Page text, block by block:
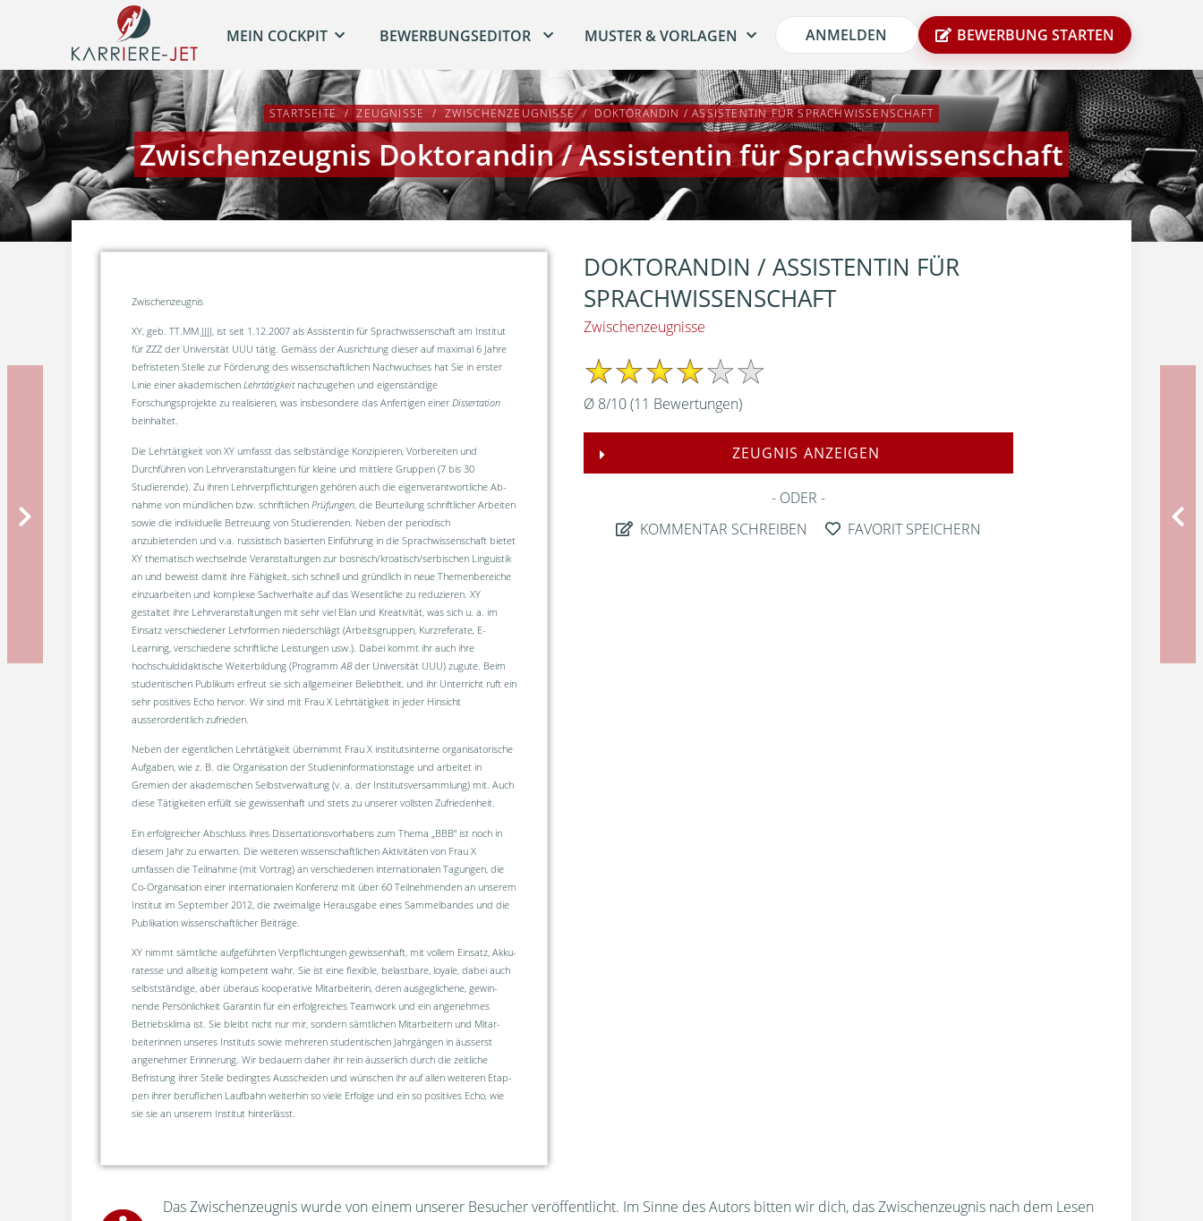
MEIN COCKPIT BEWERBUNGSEDITOR MUSTER & VORLAGEN ANMELDEN BEWERBUNG STARTEN
STARTSEITE ZEUGNISSE ZWISCHENZEUGNISSE DOKTORANDIN / ASSISTENTIN FÜR SPRACHWISSENSCHAFT
Zwischenzeugnis Doktorandin / Assistentin für Sprachwissenschaft
DOKTORANDIN / ASSISTENTIN FÜR
SPRACHWISSENSCHAFT
Zwischenzeugnisse
Ø 8/10(11 Bewertungen)
ZEUGNIS ANZEIGEN
ODER
KOMMENTAR SCHREIBEN
FAVORIT SPEICHERN
Zwischenzeugnis
XY, geb. TT.MM.JJJJ, ist seit 1.12.2007 als Assistentin für Sprachwissenschaft am Institut
für ZZZ der Universität UUU tätig. Gemäss der Aus­richtung dieser auf maximal 6 Jahre
befristeten Stelle zur För­derung des wissenschaftlichen Nach­wuchses hat Sie in erster
Linie einer akade­mi­schen Lehrtätigkeitnachzu­gehen und eigenständige
Forschungsprojekte zu realisieren, was insbesondere das Anfertigen einer Dissertation
beinhaltet.
Die Lehrtätigkeit von XY umfasst das selbständige Konzipieren, Vorbereiten und
Durchführen von Lehrveranstaltungen für kleine und mittlere Gruppen (7 bis 30
Studierende). Zu ihren Lehr­verpflichtungen gehören auch die eigen­ver­ant­wortliche Ab­
nahme von münd­lichen bzw. schrift­lichen Prüfungen, die Beurteilung schriftlicher Arbeiten
sowie die individuelle Betreuung von Studierenden. Neben der periodisch
anzubietenden und v.a. russistisch basier­ten Einführung in die Sprachwissenschaft bietet
XY thematisch wechselnde Veranstaltungen zur bosnisch/kroatisch/serbischen Linguistik
an und beweist damit ihre Fähigkeit, sich schnell und gründlich in neue Themenbereiche
einzuarbeiten und komplexe Sachverhalte auf das Wesentliche zu reduzieren. XY
gestaltet ihre Lehr­veran­stal­tun­gen mit sehr viel Elan und Kreativität, was sich u. a. im
Einsatz verschiedener Lehrformen niederschlägt (Arbeitsgruppen, Kurzreferate, E-
Learning, verschiedene schriftliche Leistungen usw.). Dabei kommt ihr auch ihre
hochschuldidaktische Weiterbildung (Programm ABder Universität UUU) zugute. Beim
studenti­schen Publi­kum erfreut sie sich allgemeiner Beliebtheit, und ihr Unter­richt ruft ein
sehr posi­ti­ves Echo hervor. Wir sind mit Frau X Lehrtätigkeit in jeder Hinsicht
ausserordentlich zufrieden.
Neben der eigentlichen Lehrtätigkeit übernimmt Frau X institutsinterne organisatorische
Aufgaben, wie z. B. die Organisation der Studieninformationstage und arbeitet in
Gremien der akademischen Selbstverwaltung (v. a. der Instituts­ver­sammlung) mit. Auch
diese Tätigkeiten erfüllt sie gewissenhaft und stets zu unserer vollsten Zufriedenheit.
Ein erfolgreicher Abschluss ihres Dissertationsvorhabens zum Thema „BBB“ ist noch in
diesem Jahr zu erwarten. Die weiteren wissenschaftlichen Aktivitäten von Frau X
umfassen die Teilnahme (mit Vortrag) an verschiedenen internationalen Tagungen, die
Co-Organisation einer internationalen Konferenz mit über 60 Teilnehmenden an unserem
Institut im September 2012, die zweimalige Herausgabe eines Sammelbandes und die
Publikation wissenschaftlicher Beiträge.
XY nimmt sämtliche aufgeführten Verpflichtungen gewissenhaft, mit vol­lem Einsatz, Ak­ku­
ratesse und allseitig kompetent wahr. Sie ist eine fle­xible, belastbare, loyale, dabei auch
selbst­ständige, aber überaus koope­rative Mitarbeiterin, deren ausge­gli­chene, gewin­
nende Per­sönlich­keit Garantin für ein erfolgreiches Teamwork und ein angenehmes
Betriebs­klima ist. Sie bleibt nicht nur mir, sondern sämtlichen Mitarbeitern und Mitar­
beiterinnen unseres In­stituts sowie meh­re­ren studentischen Jahrgängen in äus­serst
angenehmer Erinnerung. Wir be­dauern daher ihr rein äusserlich durch die zeitliche
Befristung ihrer Stelle bedingtes Ausscheiden und wün­schen ihr auf allen weiteren Etap­
pen ihrer beruflichen Lauf­bahn weiterhin so viele Erfolge und ein so positives Echo, wie
sie sie an unse­rem Insti­tut hinterlässt.
Das Zwischenzeugnis wurde von einem unserer Besucher veröffentlicht. Im Sinne des Autors bitten wir dich, das Zwischenzeugnis nach dem Lesen